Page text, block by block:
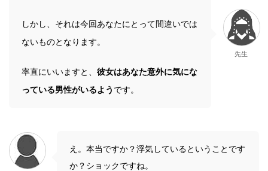
しかし、それは今回あなたにとって間違いでは
ないものとなります。
率直にいいますと、 彼女はあなた意外に気にな
っている男性がいるよう です。
先生
え。本当ですか？浮気しているということです
か？ショックですね。